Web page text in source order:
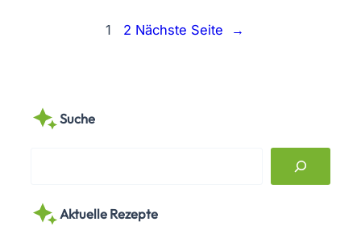
1 2 Nächste Seite →
Suche
r
Aktuelle Rezepte